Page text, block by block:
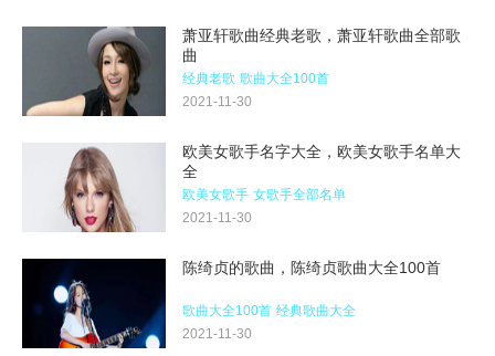
萧亚轩歌曲经典老歌，萧亚轩歌曲全部歌
曲
经典老歌 歌曲大全100首
2021-11-30
欧美女歌手名字大全，欧美女歌手名单大
全
欧美女歌手 女歌手全部名单
2021-11-30
陈绮贞的歌曲，陈绮贞歌曲大全100首
歌曲大全100首 经典歌曲大全
2021-11-30